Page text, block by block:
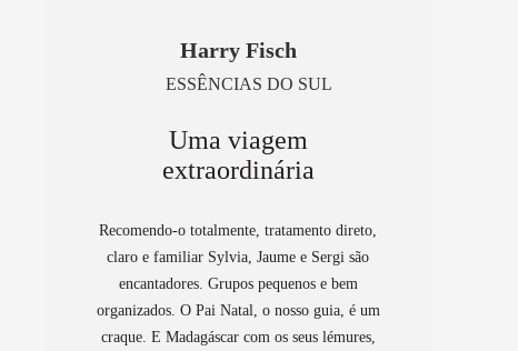
Harry Fisch
ESSÊNCIAS DO SUL
Uma viagem
extraordinária
Recomendo-o totalmente, tratamento direto,
claro e familiar Sylvia, Jaume e Sergi são
encantadores. Grupos pequenos e bem
organizados. O Pai Natal, o nosso guia, é um
craque. E Madagáscar com os seus lémures,